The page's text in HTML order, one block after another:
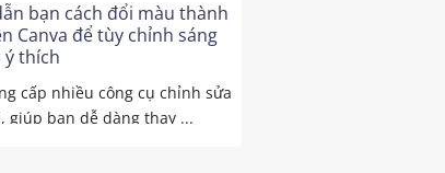
bạn cách đổi màu thành
Canva để tùy chỉnh sáng
thích
cấp nhiều công cụ chỉnh sửa
giúp bạn dễ dàng thay ...